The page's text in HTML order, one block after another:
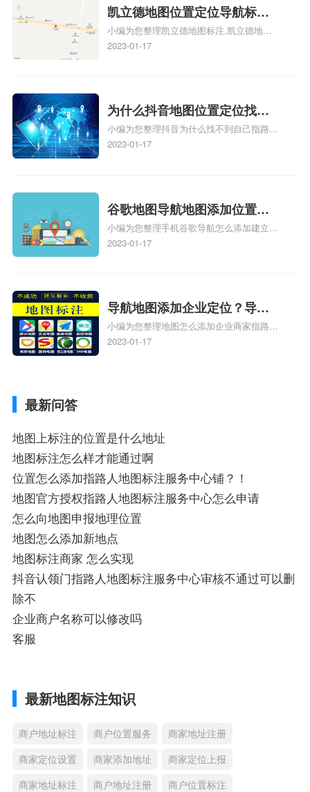
地图标注服务中心铺招牌相关地图标注知
识，详情可查看下方正文！
凯立德地图位置定位导航标
注？凯立德地图位置定位,导航,
标注？
小编为您整理凯立德地图标注,凯立德地图
标注怎么做啊、凯立德地图标注,凯立德地
相关地图标注知识，详情可查看下方正文！
2023-01-17
为什么抖音地图位置定位找不
到了？抖音为什么找不到当前
定位了？
小编为您整理抖音为什么找不到自己指路人
地图标注服务中心铺的位置、地图位置更新
服务中心位置、抖音突然不显示定位了相关
地图标注知识，详情可查看下方正文！
2023-01-17
谷歌地图导航地图添加位置？
添加谷歌地图导航位置？
小编为您整理手机谷歌导航怎么添加建立多
人位置、如何在地图，谷歌地图添加公司位
2023-01-17
导航地图添加企业定位？导航
定位企业？
小编为您整理地图怎么添加企业商家指路人
地图标注服务中心铺名称、地图怎么添加企
2023-01-17
最新问答
地图上标注的位置是什么地址
地图标注怎么样才能通过啊
位置怎么添加指路人地图标注服务中心铺？！
地图官方授权指路人地图标注服务中心怎么申请
怎么向地图申报地理位置
地图怎么添加新地点
地图标注商家 怎么实现
抖音认领门指路人地图标注服务中心审核不通过可以删
除不
企业商户名称可以修改吗
客服
最新地图标注知识
商户地址标注 商户位置服务
商家地址注册
商家定位设置
商家添加地址
商家定位上报
商家地址标注
商户地址注册 商户位置标注